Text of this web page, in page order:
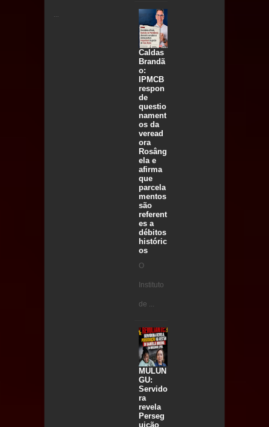
Caldas
Brandã
o:
IPMCB
respon
de
questio
nament
os da
veread
ora
Rosâng
ela e
afirma
que
parcela
mentos
são
referent
es a
débitos
históric
os
O
Instituto
de ...
MULUN
GU:
Servido
ra
revela
Perseg
uição